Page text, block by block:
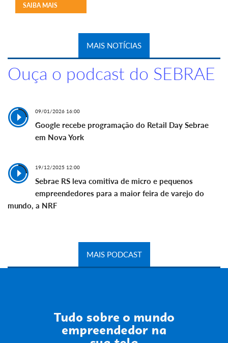
SAIBA MAIS
MAIS NOTÍCIAS
Ouça o podcast do SEBRAE
09/01/2026 16:00
Google recebe programação do Retail Day Sebrae
em Nova York
19/12/2025 12:00
Sebrae RS leva comitiva de micro e pequenos
empreendedores para a maior feira de varejo do
mundo, a NRF
MAIS PODCAST